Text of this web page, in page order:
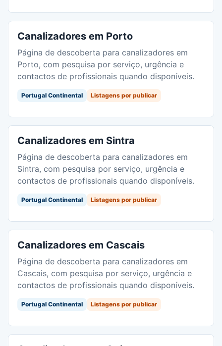
Canalizadores em Porto
Página de descoberta para canalizadores em
Porto, com pesquisa por serviço, urgência e
contactos de profissionais quando disponíveis.
Portugal Continental Listagens por publicar
Canalizadores em Sintra
Página de descoberta para canalizadores em
Sintra, com pesquisa por serviço, urgência e
contactos de profissionais quando disponíveis.
Portugal Continental Listagens por publicar
Canalizadores em Cascais
Página de descoberta para canalizadores em
Cascais, com pesquisa por serviço, urgência e
contactos de profissionais quando disponíveis.
Portugal Continental Listagens por publicar